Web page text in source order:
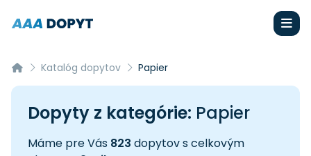
Katalóg dopytov Papier
Dopyty z kategórie: Papier
Máme pre Vás 823 dopytov s celkovým